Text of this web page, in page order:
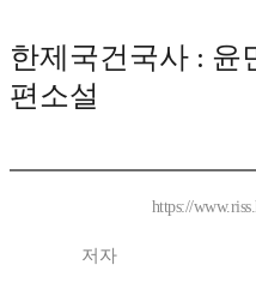
한제국건국사 : 윤
편소설
https://
저자